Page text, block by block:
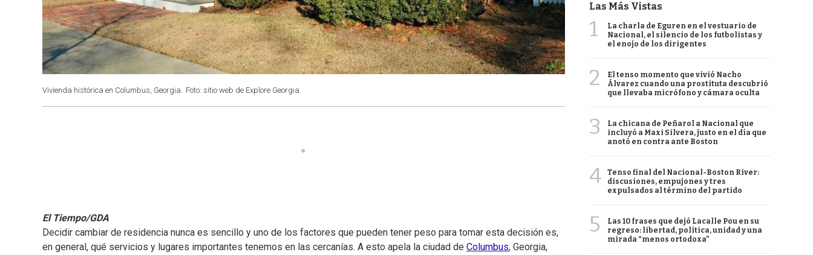
Vivienda histórica en Columbus, Georgia. Foto: sitio web de Explore Georgia.
El Tiempo/GDA
Decidir cambiar de residencia nunca es sencillo y uno de los factores que pueden tener peso para tomar esta decisión es,
en general, qué servicios y lugares importantes tenemos en las cercanías. A esto apela la ciudad de Columbus, Georgia,
Las Más Vistas
1
La charla de Eguren en el vestuario de
Nacional, el silencio de los futbolistas y
el enojo de los dirigentes
2
El tenso momento que vivió Nacho
Álvarez cuando una prostituta descubrió
que llevaba micrófono y cámara oculta
3
La chicana de Peñarol a Nacional que
incluyó a Maxi Silvera, justo en el día que
anotó en contra ante Boston
4
Tenso final del Nacional-Boston River:
discusiones, empujones y tres
expulsados al término del partido
5
Las 10 frases que dejó Lacalle Pou en su
regreso: libertad, política, unidad y una
mirada “menos ortodoxa”